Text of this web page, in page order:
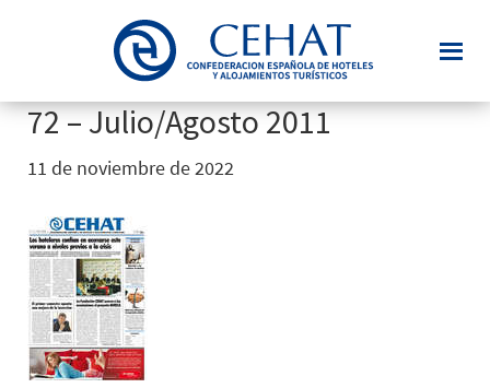
principal
72 – Julio/Agosto 2011
11 de noviembre de 2022